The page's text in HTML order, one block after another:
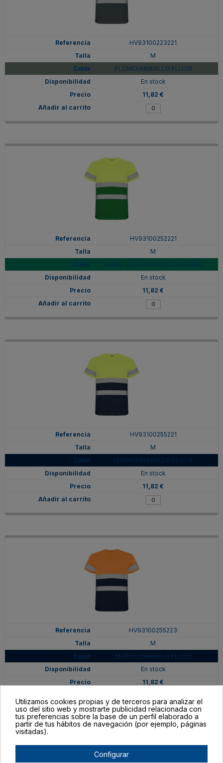
HV93100223221
M
PLOMO/AMARILLO FLUOR
En stock
11,82 €
HV93100252221
M
En stock
11,82 €
HV93100255221
M
MARINO/AMARILLO FLUOR
En stock
11,82 €
HV93100255223
M
MARINO/NARANJA FLUOR
En stock
11,82 €
Utilizamos cookies propias y de terceros para analizar el
uso del sitio web y mostrarte publicidad relacionada con
tus preferencias sobre la base de un perfil elaborado a
partir de tus hábitos de navegación (por ejemplo, páginas
visitadas).
Configurar